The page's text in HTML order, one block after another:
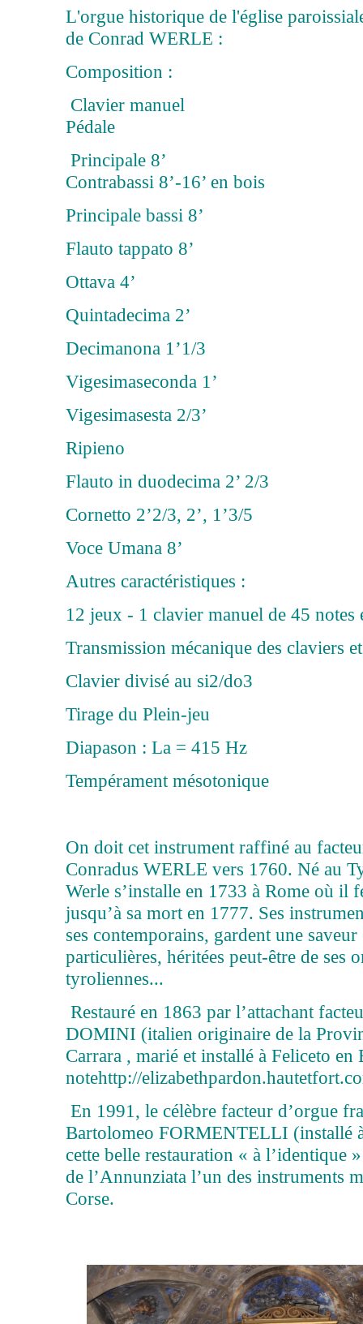
L'orgue historique de l'église
de Conrad WERLE :
Composition :
Clavier
Pédale
Contrabassi 8’-16’ en bois
Principale bassi 8’
Flauto tappato 8’
Ottava 4’
Quintadecima 2’
Decimanona 1’1/3
Vigesimaseconda 1’
Vigesimasesta 2/3’
Ripieno
Flauto in duodecima 2’ 2/3
Cornetto 2’2/3, 2’, 1’3/5
Voce Umana 8’
Autres caractéristiques :
12 jeux - 1 clavier manuel de 45 notes
Transmission mécanique des claviers
Clavier divisé au si2/do3
Tirage du Plein-jeu
Diapason : La = 415 Hz
Tempérament mésotonique
On doit cet instrument raffiné au
Conradus WERLE vers 1760. Né au
Werle s’installe en 1733 à Rome où il
jusqu’à sa mort en 1777. Ses
ses contemporains, gardent une
particulières, héritées peut-être de ses
tyroliennes...
Restauré en 1863 par l’attachant
DOMINI (italien originaire de la
Carrara , marié et installé à Feliceto
notehttp://
En 1991, le célèbre facteur d’orgue
Bartolomeo FORMENTELLI (installé
cette belle restauration « à l’identique
de l’Annunziata l’un des instruments
Corse.